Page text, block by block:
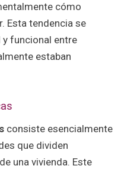
cómo
Esta tendencia se
funcional entre
estaban
consiste esencialmente
que dividen
una vivienda. Este